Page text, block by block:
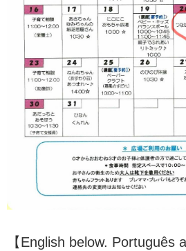
【English below. Português